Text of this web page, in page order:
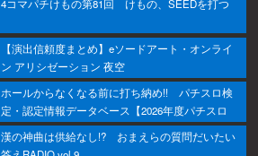
4コマパチけもの第81回 けもの、SEEDを打つ
【演出信頼度まとめ】eソードアート・オンライ
ン アリシゼーション 夜空
ホールからなくなる前に打ち納め!! パチスロ検
定・認定情報データベース【2026年度パチスロ
版】
漢の神曲は供給なし!? おまえらの質問だいたい